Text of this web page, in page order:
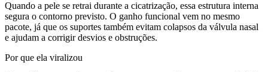
Quando a pele se retrai durante a cicatrização, essa estrutura interna
segura o contorno previsto. O ganho funcional vem no mesmo
pacote, já que os suportes também evitam colapsos da válvula nasal
e ajudam a corrigir desvios e obstruções.
Por que ela viralizou